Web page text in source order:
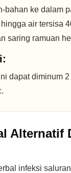
bahan ke dalam
air tersisa
saring ramuan
dapat diminum
Alternatif
infeksi